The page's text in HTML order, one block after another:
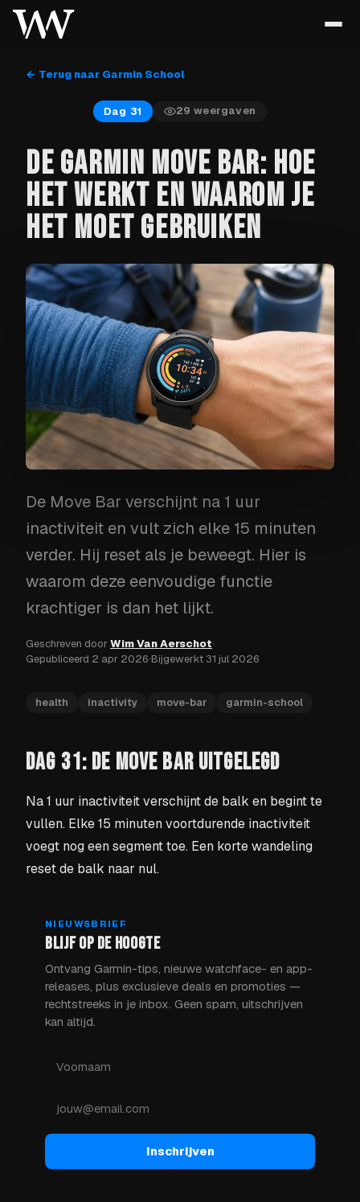
← Terug naar Garmin School
Dag 31 29 weergaven
DE GARMIN MOVE BAR: HOE
HET WERKT EN WAAROM JE
HET MOET GEBRUIKEN
De Move Bar verschijnt na 1 uur
inactiviteit en vult zich elke 15 minuten
verder. Hij reset als je beweegt. Hier is
waarom deze eenvoudige functie
krachtiger is dan het lijkt.
Geschreven doorWim Van Aerschot·
Gepubliceerd 2 apr 2026·Bijgewerkt 31 jul 2026
health inactivity move-bar garmin-school
DAG 31: DE MOVE BAR UITGELEGD
Na 1 uur inactiviteit verschijnt de balk en begint te
vullen. Elke 15 minuten voortdurende inactiviteit
voegt nog een segment toe. Een korte wandeling
reset de balk naar nul.
NIEUWSBRIEF
BLIJF OP DE HOOGTE
Ontvang Garmin-tips, nieuwe watchface- en app-
releases, plus exclusieve deals en promoties —
rechtstreeks in je inbox. Geen spam, uitschrijven
kan altijd.
Inschrijven